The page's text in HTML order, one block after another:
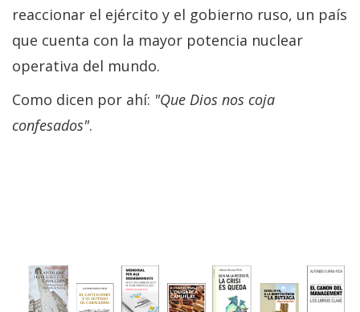
reaccionar el ejército y el gobierno ruso, un país
que cuenta con la mayor potencia nuclear
operativa del mundo.
Como dicen por ahí: "Que Dios nos coja
confesados".